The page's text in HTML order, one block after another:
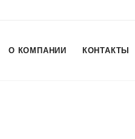
О КОМПАНИИ КОНТАКТЫ